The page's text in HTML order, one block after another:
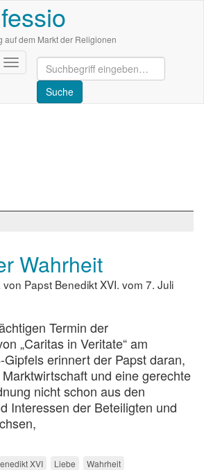
auf dem Markt der Religionen
Navigation
aktivieren/deaktivieren
Wahrheit
Papst Benedikt XVI. vom 7. Juli
Termin der
„Caritas in Veritate“ am
erinnert der Papst daran,
und eine gerechte
nicht schon aus den
Interessen der Beteiligten und
XVI Liebe
Wahrheit